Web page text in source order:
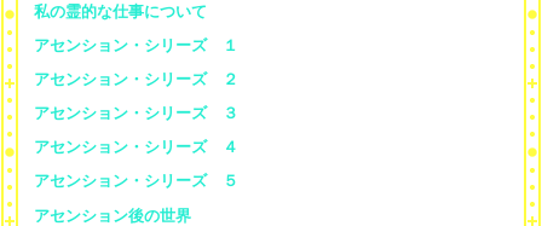
私の霊的な仕事について
アセンション・シリーズ １
アセンション・シリーズ ２
アセンション・シリーズ ３
アセンション・シリーズ ４
アセンション・シリーズ ５
アセンション後の世界